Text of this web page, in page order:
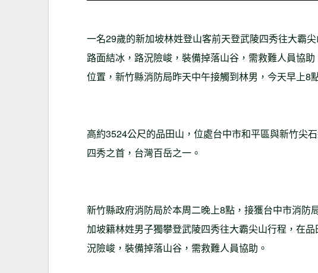
一名29歲的新加坡林姓登山客前天登武陵四秀往大霸
路面結冰，路況險峻，裝備掉落山谷，需救難人員協
位置，新竹縣消防局昨天中午接觸到林男，今天早上8
高約3524公尺的品田山，位處台中市和平區與新竹尖
四秀之首，台灣百岳之一。
新竹縣政府消防局於本周二晚上8點，接獲台中市消
加坡籍林姓男子獨攀登武陵四秀往大霸尖山行程，在
況險峻，裝備掉落山谷，需救難人員協助。